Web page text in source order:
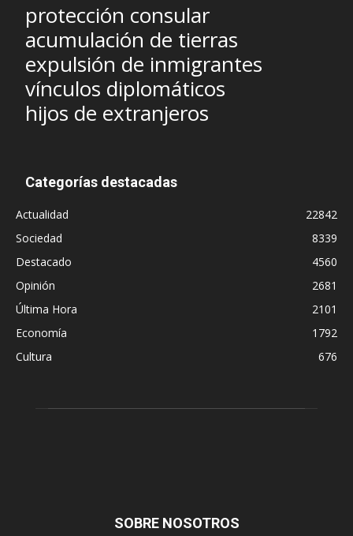
protección consular
acumulación de tierras
expulsión de inmigrantes
vínculos diplomáticos
hijos de extranjeros
Categorías destacadas
Actualidad
22842
Sociedad
8339
Destacado
4560
Opinión
2681
Última Hora
2101
Economía
1792
Cultura
676
SOBRE NOSOTROS